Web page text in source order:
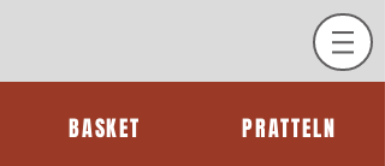
PRATTELN
BASKET